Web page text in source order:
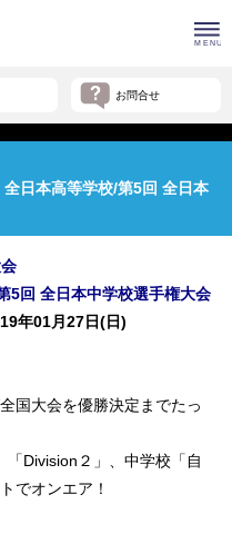
お問合せ
全日本高等学校/第5回 全日本
5回 全日本中学校選手権大会
年01月27日(日)
国大会を優勝決定までたっ
Division２」、中学校「自
でオンエア！